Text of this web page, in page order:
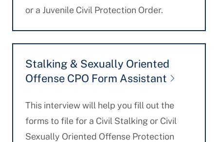
or a Juvenile Civil Protection Order.
Stalking & Sexually Oriented
Offense CPO Form Assistant
This interview will help you fill out the
forms to file for a Civil Stalking or Civil
Sexually Oriented Offense Protection